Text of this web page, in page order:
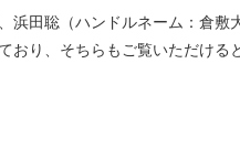
浜田聡（ハンドルネーム：倉敷
おり、そちらもご覧いただけ